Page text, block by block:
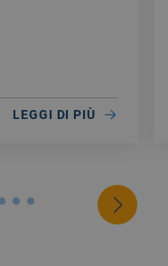
LEGGI DI PIÙ